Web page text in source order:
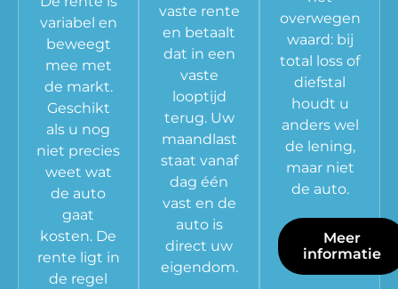
variabel en
beweegt
mee met
de markt.
Geschikt
als u nog
niet precies
weet wat
de auto
gaat
kosten. De
rente ligt in
de regel
vaste rente
en betaalt
dat in een
vaste
looptijd
terug. Uw
maandlast
staat vanaf
dag één
vast en de
auto is
direct uw
eigendom.
overwegen
waard: bij
total loss of
diefstal
houdt u
anders wel
de lening,
maar niet
de auto.
Meer
informatie